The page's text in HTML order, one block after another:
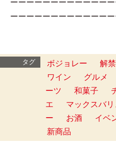
ーーーーーーーーーーーー
ーーーーーーーーーーーー
タグ ボジョレー 解禁
ワイン
グルメ
ーツ
和菓子
エ
マックスバリ
ー
お酒 イベ
新商品